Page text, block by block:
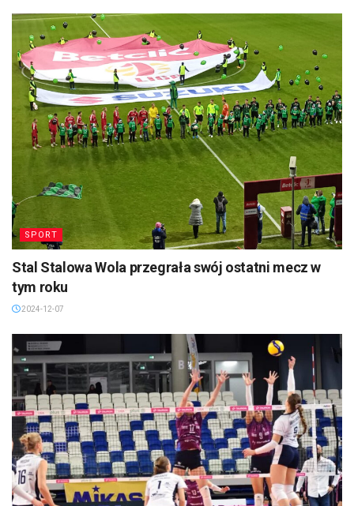
SPORT
Stal Stalowa Wola przegrała swój ostatni mecz w
tym roku
2024-12-07